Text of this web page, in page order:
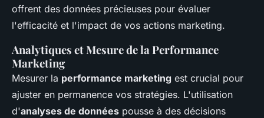
offrent des données précieuses pour évaluer
l'efficacité et l'impact de vos actions marketing.
Analytiques et Mesure de la Performance
Marketing
Mesurer la performance marketing est crucial pour
ajuster en permanence vos stratégies. L'utilisation
d'analyses de données pousse à des décisions